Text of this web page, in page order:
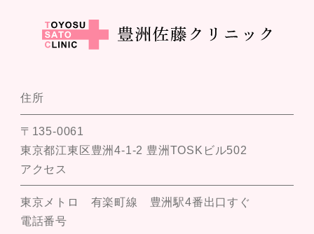
住所
〒135-0061
東京都江東区豊洲4-1-2 豊洲TOSKビル502
アクセス
東京メトロ 有楽町線 豊洲駅4番出口すぐ
電話番号